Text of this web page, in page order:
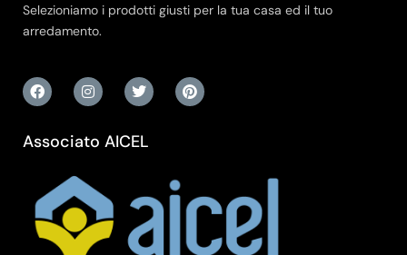
Selezioniamo i prodotti giusti per la tua casa ed il tuo
arredamento.
Associato AICEL